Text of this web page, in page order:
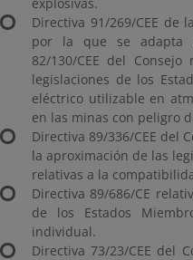
Directiva 91/269/CEE de
por la que se adapta
82/130/CEE del
legislaciones de los
eléctrico utilizable en
en las minas con peligro
Directiva 89/336/CEE del
la aproximación de las
relativas a la
Directiva 89/686/CE
de los Estados
individual.
Directiva 73/23/CEE del